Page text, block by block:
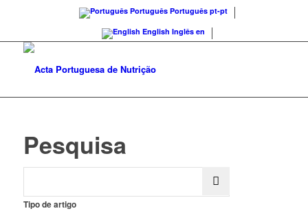
Português Português pt-pt
English Inglês en
Pesquisa
Tipo de artigo